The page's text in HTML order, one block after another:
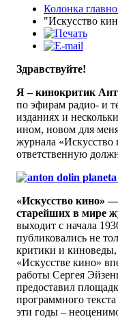
Колонка
"Искусство
Здравствуйте!
Я – кинокритик
по эфирам радио- и
изданиях и
ином, новом для
журнала «Искусство
ответственную
«Искусство кино»
старейших в мире
выходит с начала
публиковались не
критики и
«Искусстве кино»
работы Сергея
предоставил
программного
эти годы –